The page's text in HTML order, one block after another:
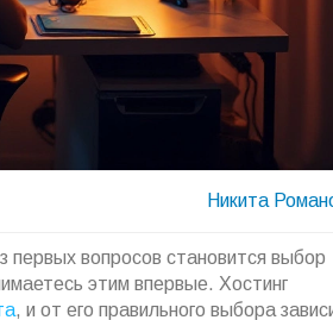
Никита
первых вопросов становится выбор
этим впервые. Хостинг
, и от его правильного выбора